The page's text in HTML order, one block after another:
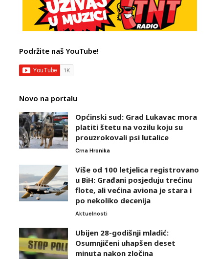
Podržite naš YouTube!
Novo na portalu
Općinski sud: Grad Lukavac mora
platiti štetu na vozilu koju su
prouzrokovali psi lutalice
Crna Hronika
Više od 100 letjelica registrovano
u BiH: Građani posjeduju trećinu
flote, ali većina aviona je stara i
po nekoliko decenija
Aktuelnosti
Ubijen 28-godišnji mladić:
Osumnjičeni uhapšen deset
minuta nakon zločina